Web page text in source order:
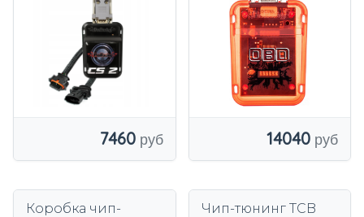
7460
тюнинга
14040
Коробка чип-
Чип-тюнинг TCB